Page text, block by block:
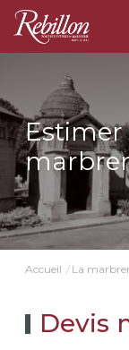
Accueil La
Devis